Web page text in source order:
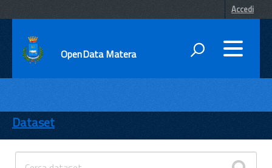
Accedi
OpenData Matera
ENTI
TEMI
INFORMAZIONI
Dataset